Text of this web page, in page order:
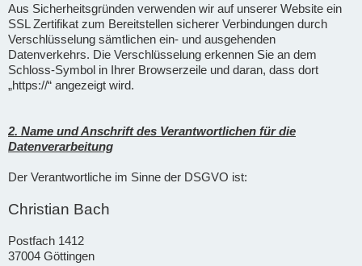
Aus Sicherheitsgründen verwenden wir auf unserer Website ein
SSL Zertifikat zum Bereitstellen sicherer Verbindungen durch
Verschlüsselung sämtlichen ein- und ausgehenden
Datenverkehrs. Die Verschlüsselung erkennen Sie an dem
Schloss-Symbol in Ihrer Browserzeile und daran, dass dort
„https://“ angezeigt wird.
2. Name und Anschrift des Verantwortlichen für die
Datenverarbeitung
Der Verantwortliche im Sinne der DSGVO ist:
Christian Bach
Postfach 1412
37004 Göttingen